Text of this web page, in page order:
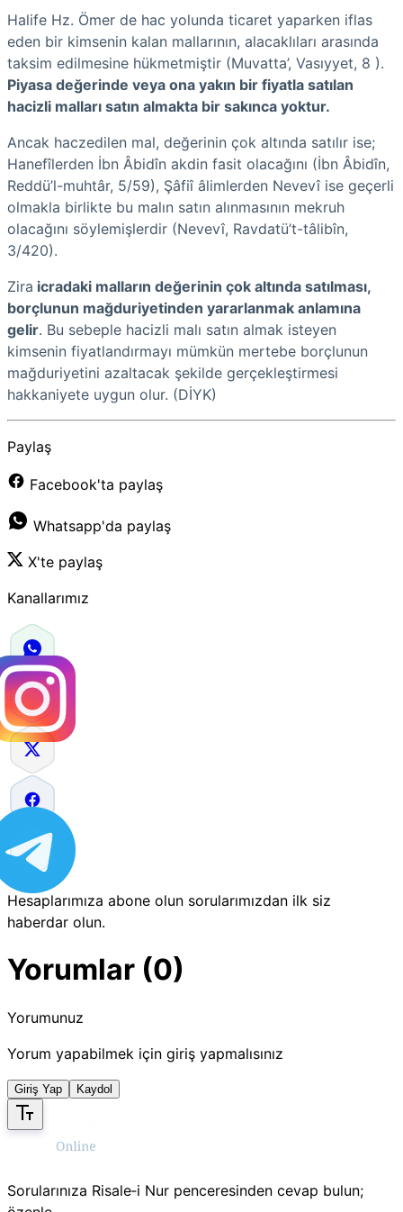
Halife Hz. Ömer de hac yolunda ticaret yaparken iflas
eden bir kimsenin kalan mallarının, alacaklıları arasında
taksim edilmesine hükmetmiştir (Muvatta’, Vasıyyet, 8 ).
Piyasa değerinde veya ona yakın bir fiyatla satılan
hacizli malları satın almakta bir sakınca yoktur.
Ancak haczedilen mal, değerinin çok altında satılır ise;
Hanefîlerden İbn Âbidîn akdin fasit olacağını (İbn Âbidîn,
Reddü’l-muhtâr, 5/59), Şâfiî âlimlerden Nevevî ise geçerli
olmakla birlikte bu malın satın alınmasının mekruh
olacağını söylemişlerdir (Nevevî, Ravdatü’t-tâlibîn,
3/420).
Zira icradaki malların değerinin çok altında satılması,
borçlunun mağduriyetinden yararlanmak anlamına
gelir. Bu sebeple hacizli malı satın almak isteyen
kimsenin fiyatlandırmayı mümkün mertebe borçlunun
mağduriyetini azaltacak şekilde gerçekleştirmesi
hakkaniyete uygun olur. (DİYK)
Paylaş
Facebook'ta paylaş
Whatsapp'da paylaş
X'te paylaş
Kanallarımız
Hesaplarımıza abone olun sorularımızdan ilk siz
haberdar olun.
Yorumlar (0)
Yorumunuz
Yorum yapabilmek için giriş yapmalısınız
Giriş Yap Kaydol
Sorularınıza Risale‑i Nur penceresinden cevap bulun;